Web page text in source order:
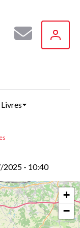
Livres
2025 - 10:40
+
−